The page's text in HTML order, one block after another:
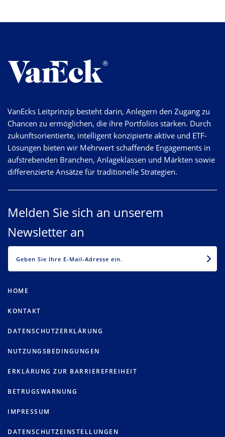
VanEcks Leitprinzip besteht darin, Anlegern den Zugang zu
Chancen zu ermöglichen, die ihre Portfolios stärken. Durch
zukunftsorientierte, intelligent konzipierte aktive und ETF-
Lösungen bieten wir Mehrwert schaffende Engagements in
aufstrebenden Branchen, Anlageklassen und Märkten sowie
differenzierte Ansätze für traditionelle Strategien.
Melden Sie sich an unserem
Newsletter an
HOME
KONTAKT
DATENSCHUTZERKLÄRUNG
NUTZUNGSBEDINGUNGEN
ERKLÄRUNG ZUR BARRIEREFREIHEIT
BETRUGSWARNUNG
IMPRESSUM
DATENSCHUTZEINSTELLUNGEN